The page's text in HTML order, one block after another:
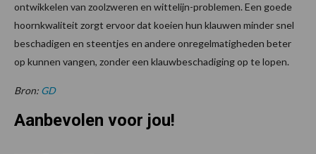
ontwikkelen van zoolzweren en wittelijn-problemen. Een goede
hoornkwaliteit zorgt ervoor dat koeien hun klauwen minder snel
beschadigen en steentjes en andere onregelmatigheden beter
op kunnen vangen, zonder een klauwbeschadiging op te lopen.
Bron: GD
Aanbevolen voor jou!